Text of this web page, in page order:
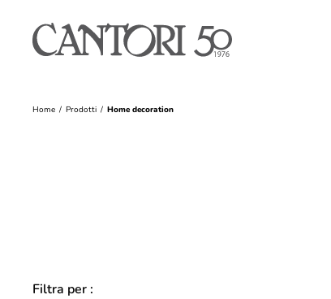
Home Prodotti Home decoration
Filtra per :